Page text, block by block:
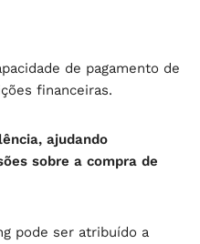
de pagamento de
financeiras.
ajudando
sobre a compra de
pode ser atribuído a